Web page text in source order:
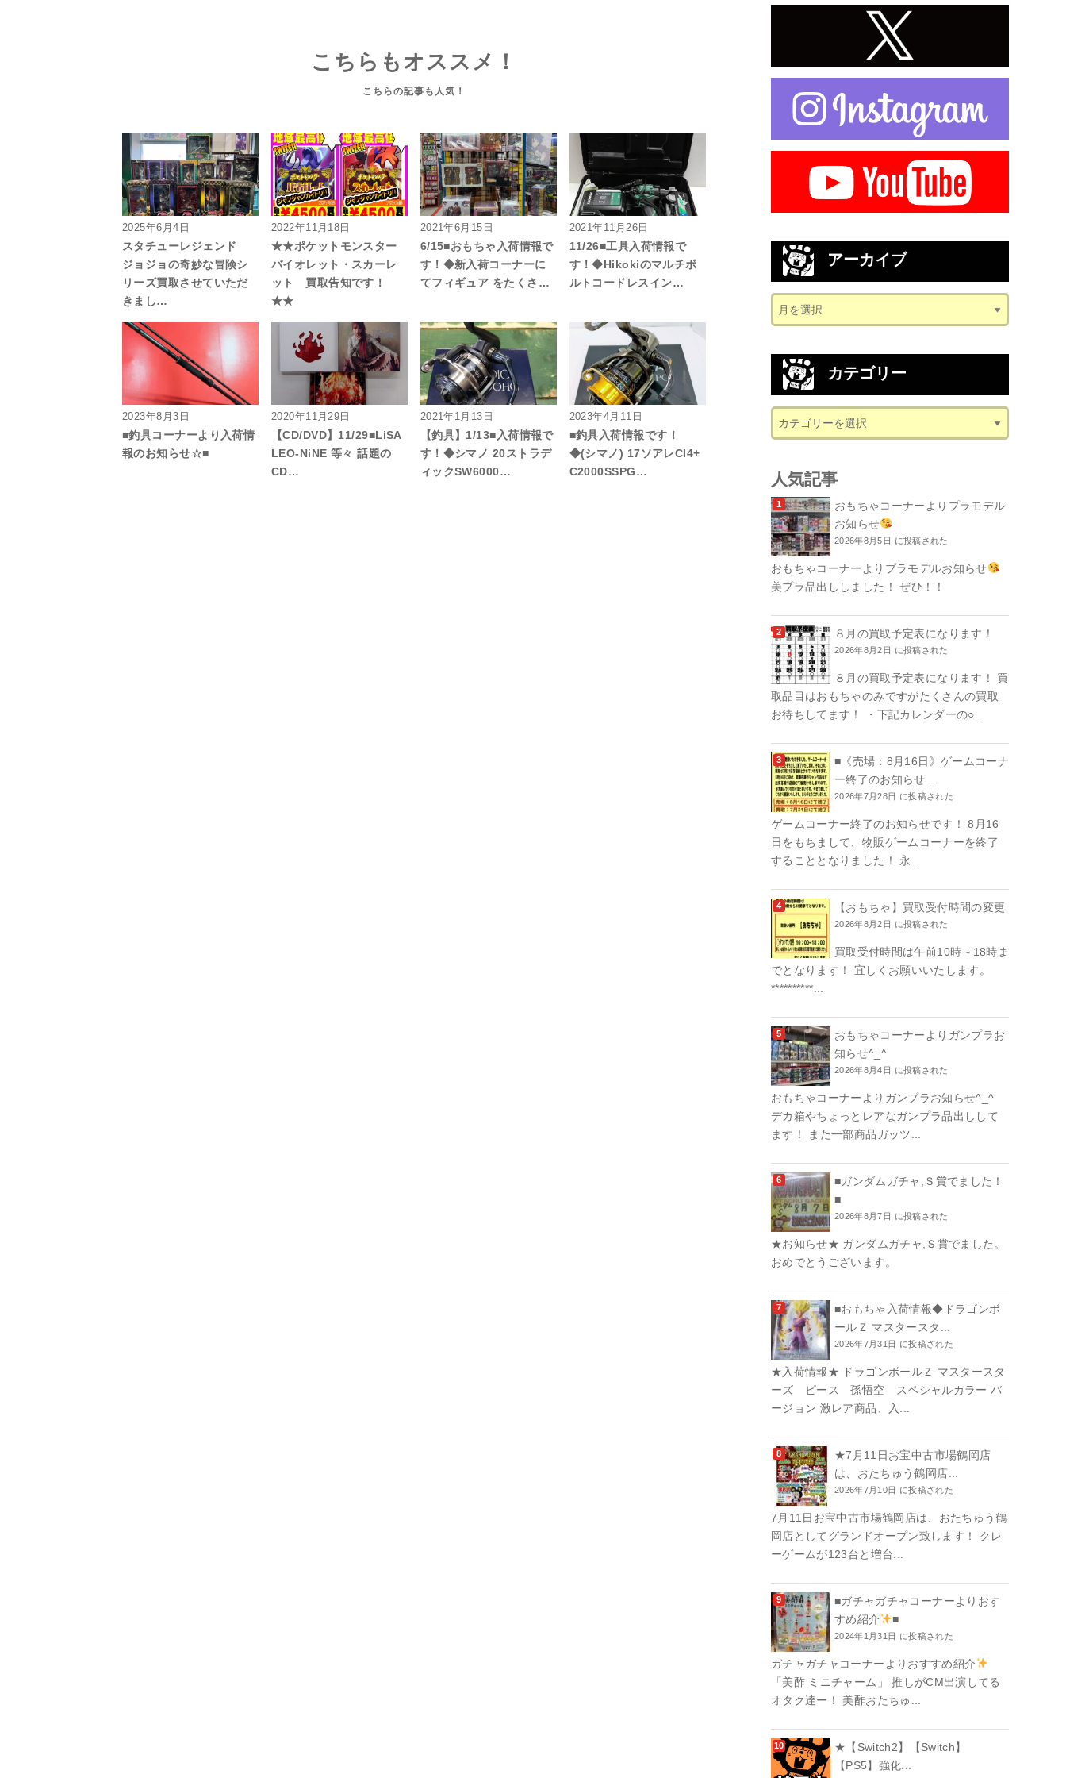
こちらもオススメ！
2025年6月4日
スタチューレジェンド
ジョジョの奇妙な冒険シ
リーズ買取させていただ
きまし…
2022年11月18日
★★ポケットモンスター
バイオレット・スカーレ
ット 買取告知です！
★★
2021年6月15日
6/15■おもちゃ入荷情報で
す！◆新入荷コーナーに
てフィギュア をたくさ…
2021年11月26日
11/26■工具入荷情報で
す！◆Hikokiのマルチボ
ルトコードレスイン…
2023年8月3日
■釣具コーナーより入荷情
報のお知らせ☆■
2020年11月29日
【CD/DVD】11/29■LiSA
LEO-NiNE 等々 話題の
CD…
2021年1月13日
【釣具】1/13■入荷情報で
す！◆シマノ 20ストラデ
ィックSW6000…
2023年4月11日
■釣具入荷情報です！
◆(シマノ) 17ソアレCI4+
C2000SSPG…
アーカイブ
カテゴリー
人気記事
おもちゃコーナーよりプラモデル
お知らせ
2026年8月5日 に投稿された
おもちゃコーナーよりプラモデルお知らせ
美プラ品出ししました！ ぜひ！！
８月の買取予定表になります！
2026年8月2日 に投稿された
８月の買取予定表になります！ 買
取品目はおもちゃのみですがたくさんの買取
お待ちしてます！ ・下記カレンダーの○...
■《売場：8月16日》ゲームコーナ
ー終了のお知らせ...
2026年7月28日 に投稿された
ゲームコーナー終了のお知らせです！ 8月16
日をもちまして、物販ゲームコーナーを終了
することとなりました！ 永...
【おもちゃ】買取受付時間の変更
2026年8月2日 に投稿された
買取受付時間は午前10時～18時ま
でとなります！ 宜しくお願いいたします。
**********...
おもちゃコーナーよりガンプラお
知らせ^_^
2026年8月4日 に投稿された
おもちゃコーナーよりガンプラお知らせ^_^
デカ箱やちょっとレアなガンプラ品出しして
ます！ また一部商品ガッツ...
■ガンダムガチャ,Ｓ賞でました！
■
2026年8月7日 に投稿された
★お知らせ★ ガンダムガチャ,Ｓ賞でました。
おめでとうございます。
■おもちゃ入荷情報◆ドラゴンボ
ールＺ マスタースタ...
2026年7月31日 に投稿された
★入荷情報★ ドラゴンボールＺ マスタースタ
ーズ ピース 孫悟空 スペシャルカラー バ
ージョン 激レア商品、入...
★7月11日お宝中古市場鶴岡店
は、おたちゅう鶴岡店...
2026年7月10日 に投稿された
7月11日お宝中古市場鶴岡店は、おたちゅう鶴
岡店としてグランドオープン致します！ クレ
ーゲームが123台と増台...
■ガチャガチャコーナーよりおす
すめ紹介
■
2024年1月31日 に投稿された
ガチャガチャコーナーよりおすすめ紹介
「美酢 ミニチャーム」 推しがCM出演してる
オタク達ー！ 美酢おたちゅ...
★【Switch2】【Switch】
【PS5】強化...